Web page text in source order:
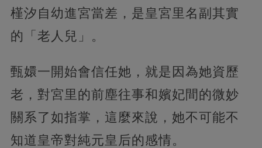
槿汐自幼進宮當差，是皇宮里名副其實
的「老人兒」。
甄嬛一開始會信任她，就是因為她資歷
老，對宮里的前塵往事和嬪妃間的微妙
關系了如指掌，這麼來說，她不可能不
知道皇帝對純元皇后的感情。